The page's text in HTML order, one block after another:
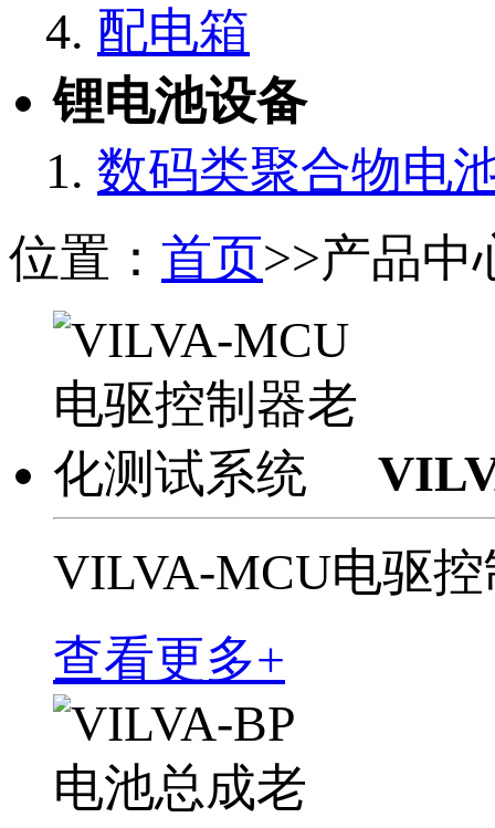
配电箱
锂电池设备
数码类聚合物电
位置： 首页>>产品中
VILVA-MCU电驱
查看更多+